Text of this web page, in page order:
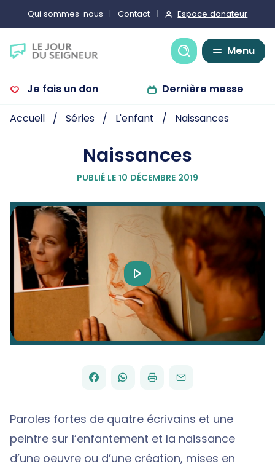
Qui sommes-nous Contact Espace donateur
Recherche
Menu
Je fais un don Dernière messe
Accueil Séries L'enfant Naissances
Naissances
PUBLIÉ LE 10 DÉCEMBRE 2019
Play
Video
PARTAGER
FACEBOOK
PARTAGER
WHATSAPP
IMPRIMERENVOYER
PAR
EMAIL
Paroles fortes de quatre écrivains et une
peintre sur l’enfantement et la naissance
d’une oeuvre ou d’une création, mises en